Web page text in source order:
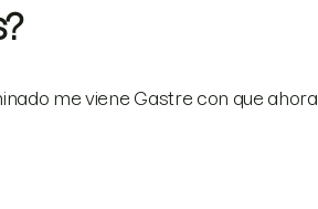
me viene Gastre con que ahora